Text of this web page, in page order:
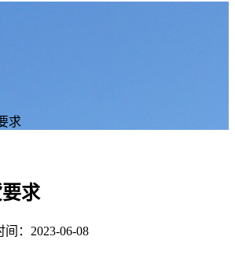
求
求
间：2023-06-08